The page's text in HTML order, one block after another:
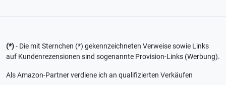
(*)- Die mit Sternchen (*) gekennzeichneten Verweise sowie Links
auf Kundenrezensionen sind sogenannte Provision-Links (Werbung).
Als Amazon-Partner verdiene ich an qualifizierten Verkäufen